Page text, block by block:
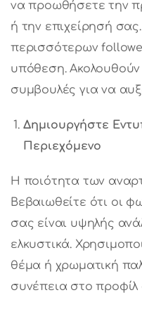
να προωθήσετε την
ή την επιχείρησή
περισσότερων
υπόθεση. Ακολουθούν
συμβουλές για να
Δημιουργήστε
Περιεχόμενο
Η ποιότητα των
Βεβαιωθείτε ότι οι
σας είναι υψηλής
ελκυστικά.
θέμα ή χρωματική
συνέπεια στο προφίλ